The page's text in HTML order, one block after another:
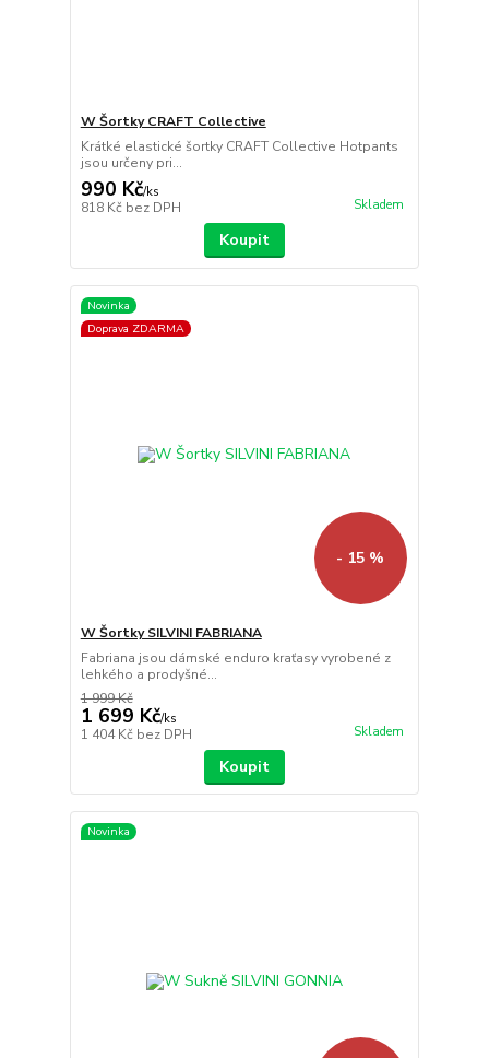
W Šortky CRAFT Collective
Krátké elastické šortky CRAFT Collective Hotpants
jsou určeny pri...
990 Kč/ks
818 Kč bez DPH Skladem
Koupit
Novinka
Doprava ZDARMA
- 15 %
W Šortky SILVINI FABRIANA
Fabriana jsou dámské enduro kraťasy vyrobené z
lehkého a prodyšné...
1 999 Kč
1 699 Kč/ks
1 404 Kč bez DPH Skladem
Koupit
Novinka